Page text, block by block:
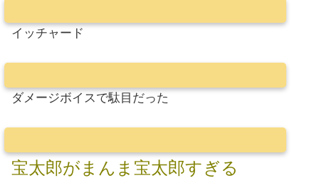
イッチャード
ダメージボイスで駄目だった
宝太郎がまんま宝太郎すぎる